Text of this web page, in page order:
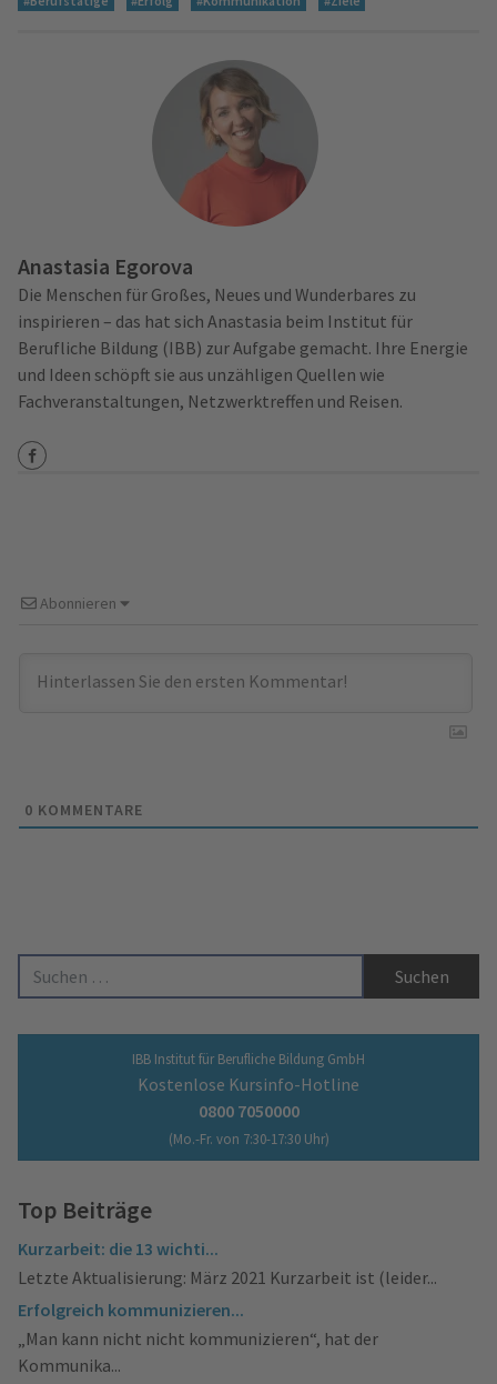
Anastasia Egorova
Die Menschen für Großes, Neues und Wunderbares zu
inspirieren – das hat sich Anastasia beim Institut für
Berufliche Bildung (IBB) zur Aufgabe gemacht. Ihre Energie
und Ideen schöpft sie aus unzähligen Quellen wie
Fachveranstaltungen, Netzwerktreffen und Reisen.
URL des Facebook Profils
Abonnieren
0 KOMMENTARE
Suche nach:
IBB Institut für Berufliche Bildung GmbH
Kostenlose Kursinfo-Hotline
0800 7050000
(Mo.-Fr. von 7:30-17:30 Uhr)
Top Beiträge
Kurzarbeit: die 13 wichti...
Letzte Aktualisierung: März 2021 Kurzarbeit ist (leider...
Erfolgreich kommunizieren...
„Man kann nicht nicht kommunizieren“, hat der
Kommunika...